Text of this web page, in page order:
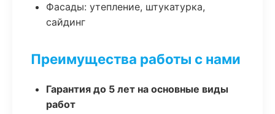
Фасады: утепление, штукатурка,
сайдинг
Преимущества работы с нами
Гарантия до 5 лет на основные виды
работ